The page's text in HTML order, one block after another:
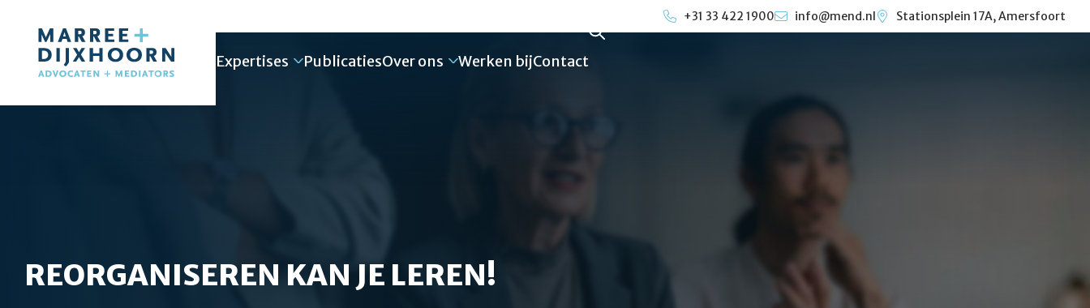
+31 33 422 1900 info@mend.nl Stationsplein 17A, Amersfoort
Expertises PublicatiesOver ons Werken bijContact
REORGANISEREN KAN JE LEREN!